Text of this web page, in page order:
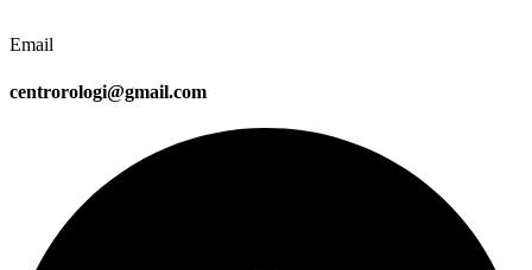
Email
centrorologi@gmail.com